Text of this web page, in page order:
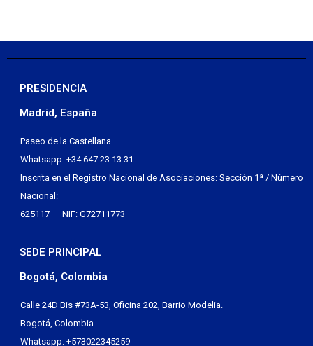
PRESIDENCIA
Madrid, España
Paseo de la Castellana
Whatsapp: +34 647 23 13 31
Inscrita en el Registro Nacional de Asociaciones: Sección 1ª / Número
Nacional:
625117 – NIF: G72711773
SEDE PRINCIPAL
Bogotá, Colombia
Calle 24D Bis #73A-53, Oficina 202, Barrio Modelia.
Bogotá, Colombia.
Whatsapp: +573022345259